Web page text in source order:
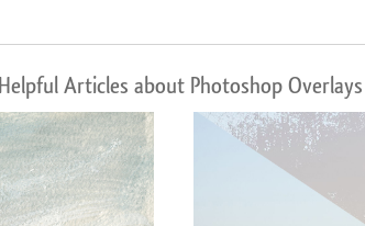
Helpful Articles about Photoshop Overlays